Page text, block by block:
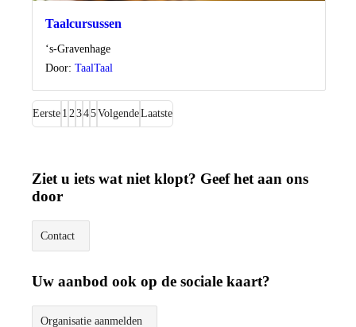
Taalcursussen
Locatie
‘s-Gravenhage
Door: TaalTaal
Eerste 1 2345VolgendeLaatste
Ziet u iets wat niet klopt? Geef het aan ons
door
Contact
Uw aanbod ook op de sociale kaart?
Organisatie aanmelden